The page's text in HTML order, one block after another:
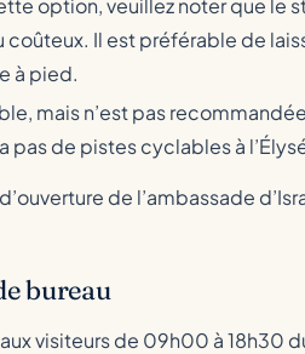
Paris – 1 Heure
option, veuillez noter que le
Il est préférable de
à pied.
mais n’est pas
pas de pistes cyclables à
de l’ambassade
bureau
visiteurs de 09h00 à 18h30